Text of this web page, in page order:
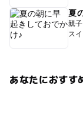
夏
親
ス
あなたにおすす